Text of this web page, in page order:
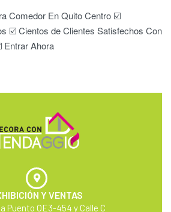
Comedor En Quito Centro ☑️
☑️ Cientos de Clientes Satisfechos Con
Ahora
Y VENTAS
Puento OE3-454 y Calle C